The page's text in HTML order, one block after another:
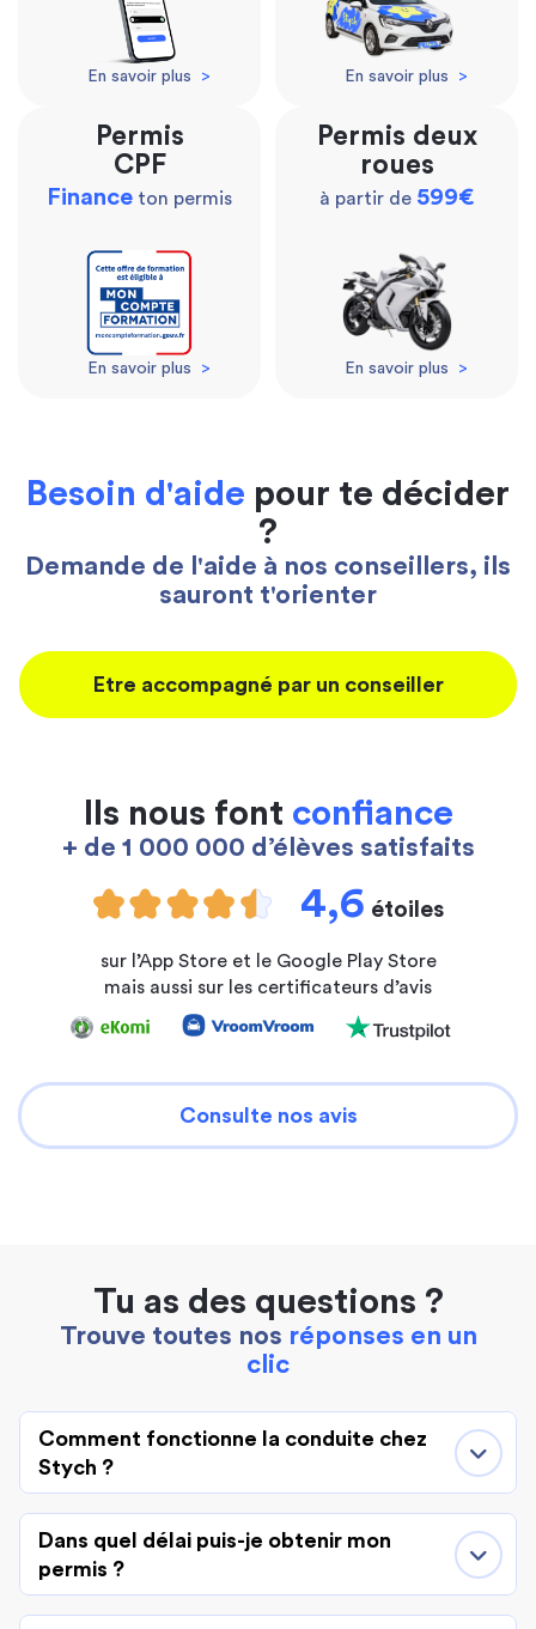
En savoir plus > En savoir plus >
Permis
CPF
Finance ton permis
En savoir plus >
Permis deux
roues
à partir de 599€
En savoir plus >
Besoin d'aide pour te décider
?
Demande de l'aide à nos conseillers, ils
sauront t'orienter
Etre accompagné par un conseiller
Ils nous font confiance
+ de 1 000 000 d’élèves satisfaits
4,6 étoiles
sur l’App Store et le Google Play Store
mais aussi sur les certificateurs d’avis
Consulte nos avis
Tu as des questions ?
Trouve toutes nos réponses en un
clic
Comment fonctionne la conduite chez
Stych ?
Dans quel délai puis-je obtenir mon
permis ?